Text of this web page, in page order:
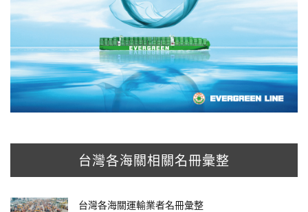
台灣各海關相關名冊彙整
台灣各海關運輸業者名冊彙整